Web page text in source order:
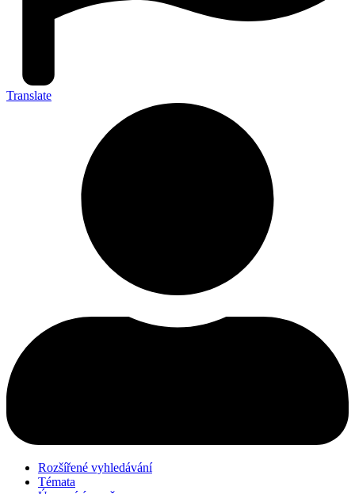
Translate
Rozšířené vyhledávání
Témata